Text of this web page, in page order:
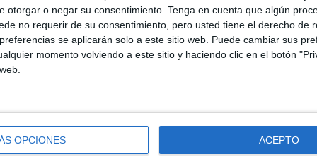
otorgar o negar su consentimiento. Tenga en cuenta que algún
no requerir de su consentimiento, pero usted tiene el derecho de
se aplicarán solo a este sitio web. Puede cambiar sus
momento volviendo a este sitio y haciendo clic en el botón
OPCIONES ACEPTO
febrero alcanzó810.928 hogares, con2.477.021
millones de euros
como mecanismo de reducción de la pobreza